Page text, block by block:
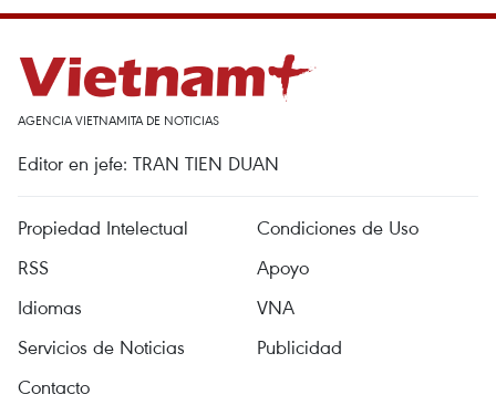
AGENCIA VIETNAMITA DE NOTICIAS
Editor en jefe: TRAN TIEN DUAN
Propiedad Intelectual
Condiciones de Uso
RSS
Apoyo
Idiomas
VNA
Servicios de Noticias
Publicidad
Contacto